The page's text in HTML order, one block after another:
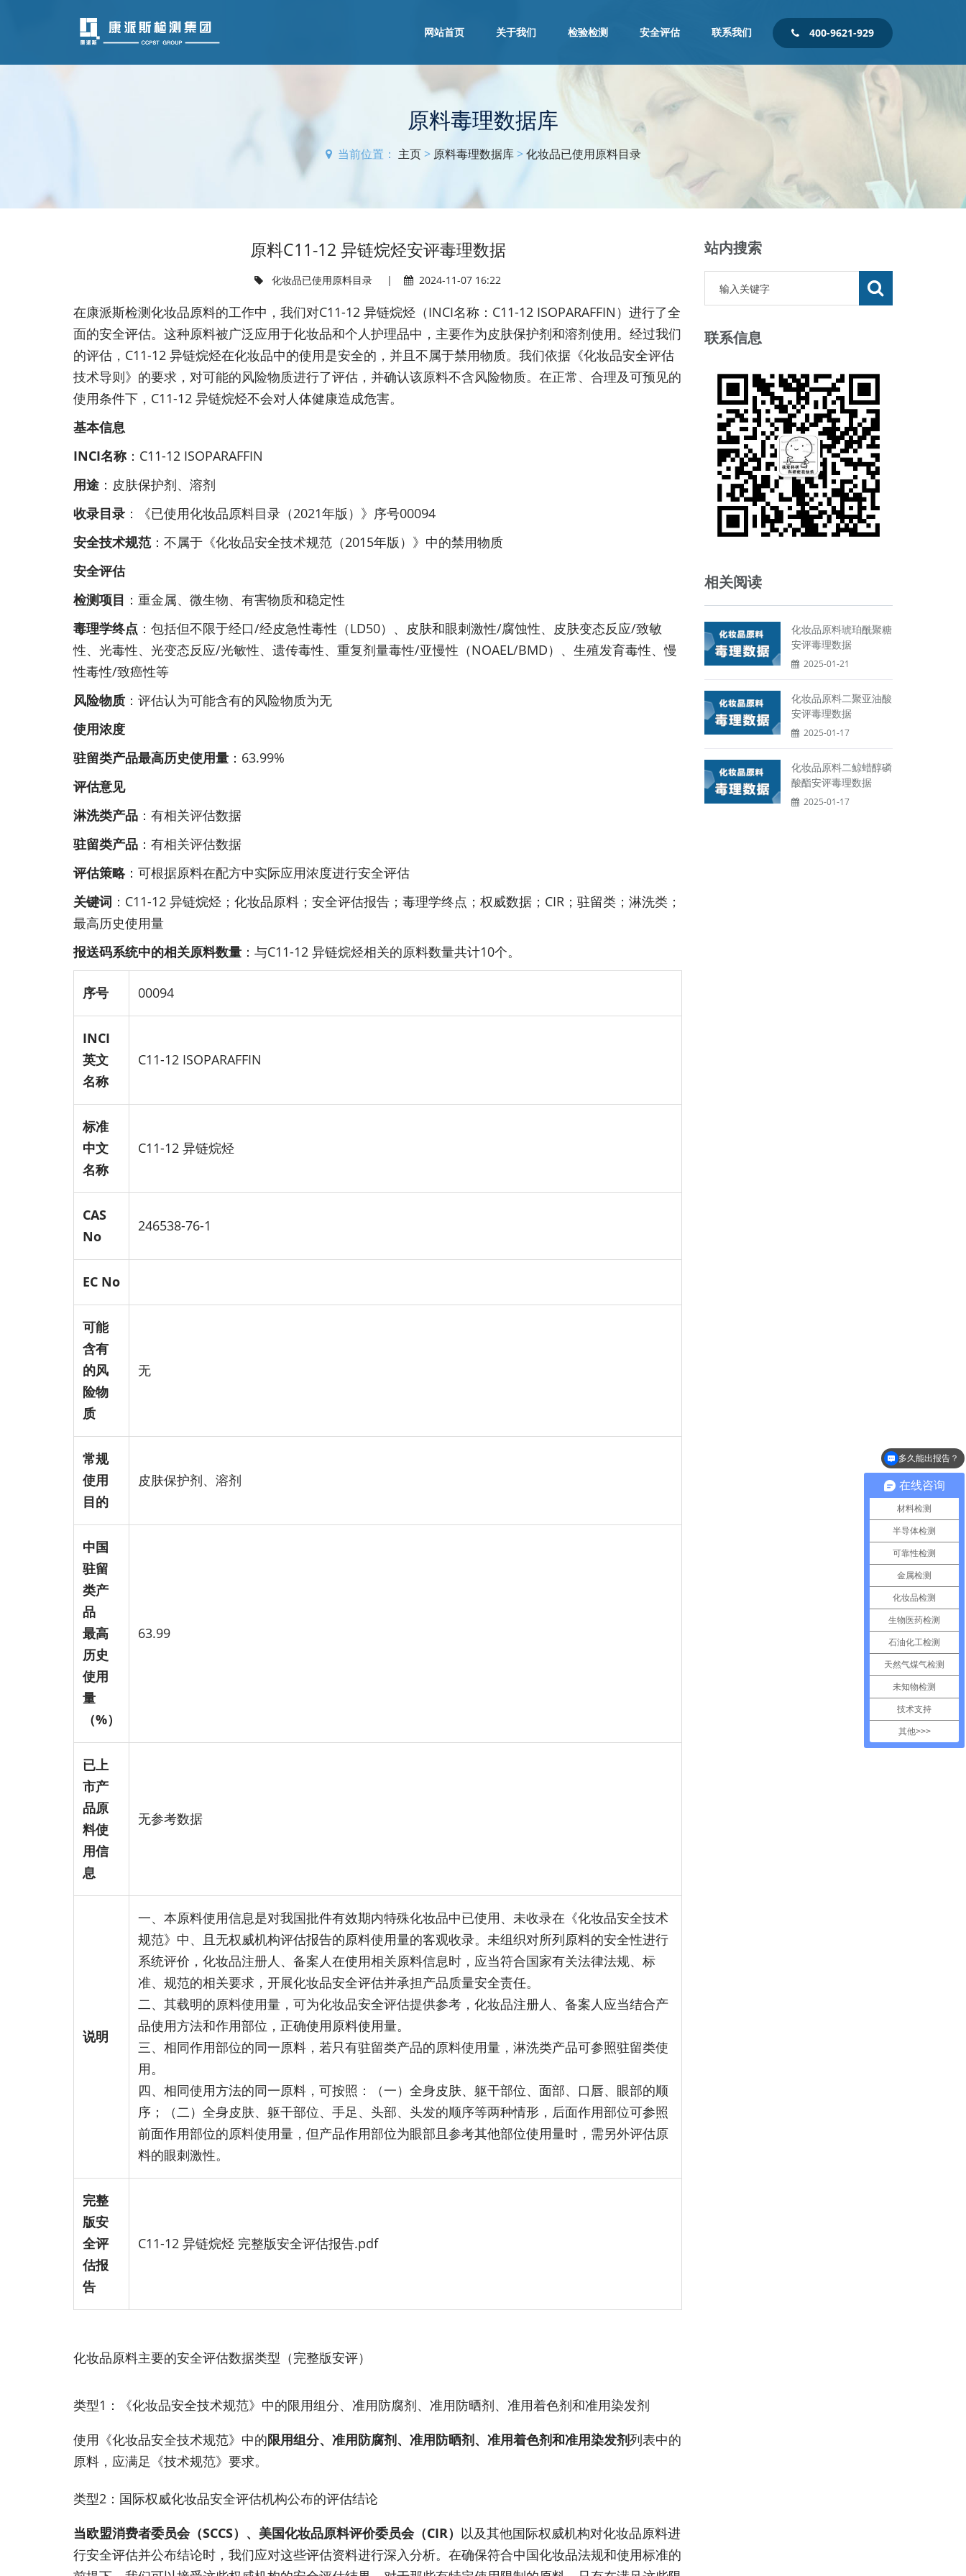
网站首页 关于我们 检验检测 安全评估 联系我们 400-9621-929
原料毒理数据库
当前位置： 主页> 原料毒理数据库>化妆品已使用原料目录
原料C11-12 异链烷烃安评毒理数据
化妆品已使用原料目录 | 2024-11-07 16:22
在康派斯检测化妆品原料的工作中，我们对C11-12 异链烷烃（INCI名称：C11-12 ISOPARAFFIN）进行了全
面的安全评估。这种原料被广泛应用于化妆品和个人护理品中，主要作为皮肤保护剂和溶剂使用。经过我们
的评估，C11-12 异链烷烃在化妆品中的使用是安全的，并且不属于禁用物质。我们依据《化妆品安全评估
技术导则》的要求，对可能的风险物质进行了评估，并确认该原料不含风险物质。在正常、合理及可预见的
使用条件下，C11-12 异链烷烃不会对人体健康造成危害。
基本信息
INCI名称 ：C11-12 ISOPARAFFIN
用途 ：皮肤保护剂、溶剂
收录目录 ：《已使用化妆品原料目录（2021年版）》序号00094
安全技术规范：不属于《化妆品安全技术规范（2015年版）》中的禁用物质
安全评估
检测项目 ：重金属、微生物、有害物质和稳定性
毒理学终点 ：包括但不限于经口/经皮急性毒性（LD50）、皮肤和眼刺激性/腐蚀性、皮肤变态反应/致敏
性、光毒性、光变态反应/光敏性、遗传毒性、重复剂量毒性/亚慢性（NOAEL/BMD）、生殖发育毒性、慢
性毒性/致癌性等
风险物质 ：评估认为可能含有的风险物质为无
使用浓度
驻留类产品最高历史使用量 ：63.99%
评估意见
淋洗类产品 ：有相关评估数据
驻留类产品 ：有相关评估数据
评估策略 ：可根据原料在配方中实际应用浓度进行安全评估
关键词 ：C11-12 异链烷烃；化妆品原料；安全评估报告；毒理学终点；权威数据；CIR；驻留类；淋洗类；
最高历史使用量
报送码系统中的相关原料数量 ：与C11-12 异链烷烃相关的原料数量共计10个。
序号 00094
INCI
英文
名称
C11-12 ISOPARAFFIN
标准
中文
名称
C11-12 异链烷烃
CAS
No
246538-76-1
EC No
可能
含有
的风
险物
质
无
常规
使用
目的
皮肤保护剂、溶剂
中国
驻留
类产
品
最高
历史
使用
量
（%）
63.99
已上
市产
品原
料使
用信
息
无参考数据
说明
一、本原料使用信息是对我国批件有效期内特殊化妆品中已使用、未收录在《化妆品安全技术
规范》中、且无权威机构评估报告的原料使用量的客观收录。未组织对所列原料的安全性进行
系统评价，化妆品注册人、备案人在使用相关原料信息时，应当符合国家有关法律法规、标
准、规范的相关要求，开展化妆品安全评估并承担产品质量安全责任。
二、其载明的原料使用量，可为化妆品安全评估提供参考，化妆品注册人、备案人应当结合产
品使用方法和作用部位，正确使用原料使用量。
三、相同作用部位的同一原料，若只有驻留类产品的原料使用量，淋洗类产品可参照驻留类使
用。
四、相同使用方法的同一原料，可按照：（一）全身皮肤、躯干部位、面部、口唇、眼部的顺
序；（二）全身皮肤、躯干部位、手足、头部、头发的顺序等两种情形，后面作用部位可参照
前面作用部位的原料使用量，但产品作用部位为眼部且参考其他部位使用量时，需另外评估原
料的眼刺激性。
完整
版安
全评
估报
告
C11-12 异链烷烃 完整版安全评估报告.pdf
化妆品原料主要的安全评估数据类型（完整版安评）
类型1：《化妆品安全技术规范》中的限用组分、准用防腐剂、准用防晒剂、准用着色剂和准用染发剂
使用《化妆品安全技术规范》中的限用组分、准用防腐剂、准用防晒剂、准用着色剂和准用染发剂列表中的
原料，应满足《技术规范》要求。
类型2：国际权威化妆品安全评估机构公布的评估结论
当欧盟消费者委员会（SCCS）、美国化妆品原料评价委员会（CIR） 以及其他国际权威机构对化妆品原料进
行安全评估并公布结论时，我们应对这些评估资料进行深入分析。在确保符合中国化妆品法规和使用标准的
站内搜索
联系信息
相关阅读
化妆品原料琥珀酰聚糖
安评毒理数据
2025-01-21
化妆品原料二聚亚油酸
安评毒理数据
2025-01-17
化妆品原料二鲸蜡醇磷
酸酯安评毒理数据
2025-01-17
在线咨询
材料检测
半导体检测
可靠性检测
金属检测
化妆品检测
生物医药检测
石油化工检测
天然气煤气检测
未知物检测
技术支持
其他>>>
需要多少样品？